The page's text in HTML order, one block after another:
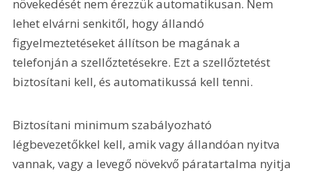
növekedését nem érezzük automatikusan. Nem
lehet elvárni senkitől, hogy állandó
figyelmeztetéseket állítson be magának a
telefonján a szellőztetésekre. Ezt a szellőztetést
biztosítani kell, és automatikussá kell tenni.
Biztosítani minimum szabályozható
légbevezetőkkel kell, amik vagy állandóan nyitva
vannak, vagy a levegő növekvő páratartalma nyitja